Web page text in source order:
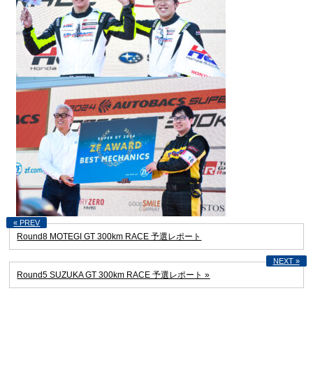
Round8 MOTEGI GT 300km RACE 予選レポート
Round5 SUZUKA GT 300km RACE 予選レポート